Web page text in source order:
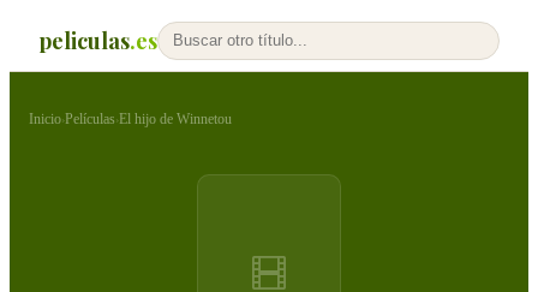
peliculas.es
Inicio›Películas›El hijo de Winnetou